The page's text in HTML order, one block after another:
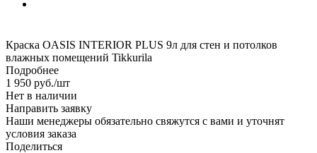
Краска OASIS INTERIOR PLUS 9л для стен и потолков
влажных помещений Tikkurila
Подробнее
1 950 руб./шт
Нет в наличии
Направить заявку
Наши менеджеры обязательно свяжутся с вами и уточнят
условия заказа
Поделиться